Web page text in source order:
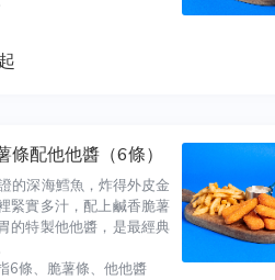
條配他他醬（6條）
的深海鱈魚，炸得外皮金
緊實多汁，配上鹹香脆薯
的特製他他醬，是最經典
6條、脆薯條、他他醬